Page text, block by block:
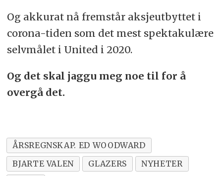
Og akkurat nå fremstår aksjeutbyttet i
corona-tiden som det mest spektakulære
selvmålet i United i 2020.
Og det skal jaggu meg noe til for å
overgå det.
ÅRSREGNSKAP. ED WOODWARD
BJARTE VALEN
GLAZERS
NYHETER